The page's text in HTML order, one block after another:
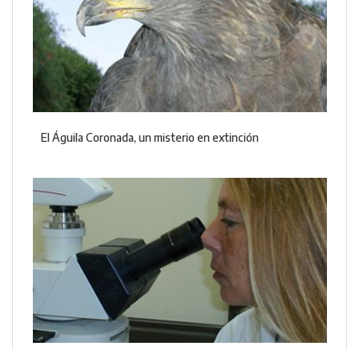
El Águila Coronada, un misterio en extinción